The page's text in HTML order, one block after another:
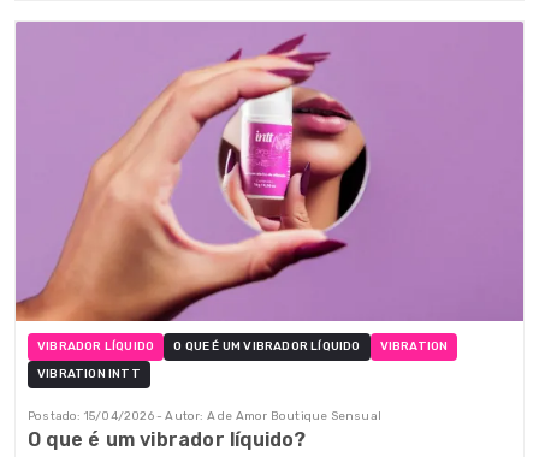
VIBRADOR LÍQUIDO O QUE É UM VIBRADOR LÍQUIDO
VIBRATION
VIBRATION INTT
Postado: 15/04/2026 - Autor: A de Amor Boutique Sensual
O que é um vibrador líquido?